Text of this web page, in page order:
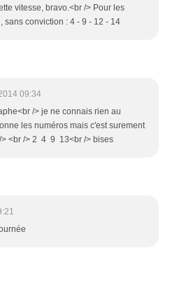
vitesse, bravo.<br /> Pour les
sans conviction : 4 - 9 - 12 - 14
09:34
/> je ne connais rien au
les numéros mais c'est surement
> <br /> 2 4 9 13<br /> bises